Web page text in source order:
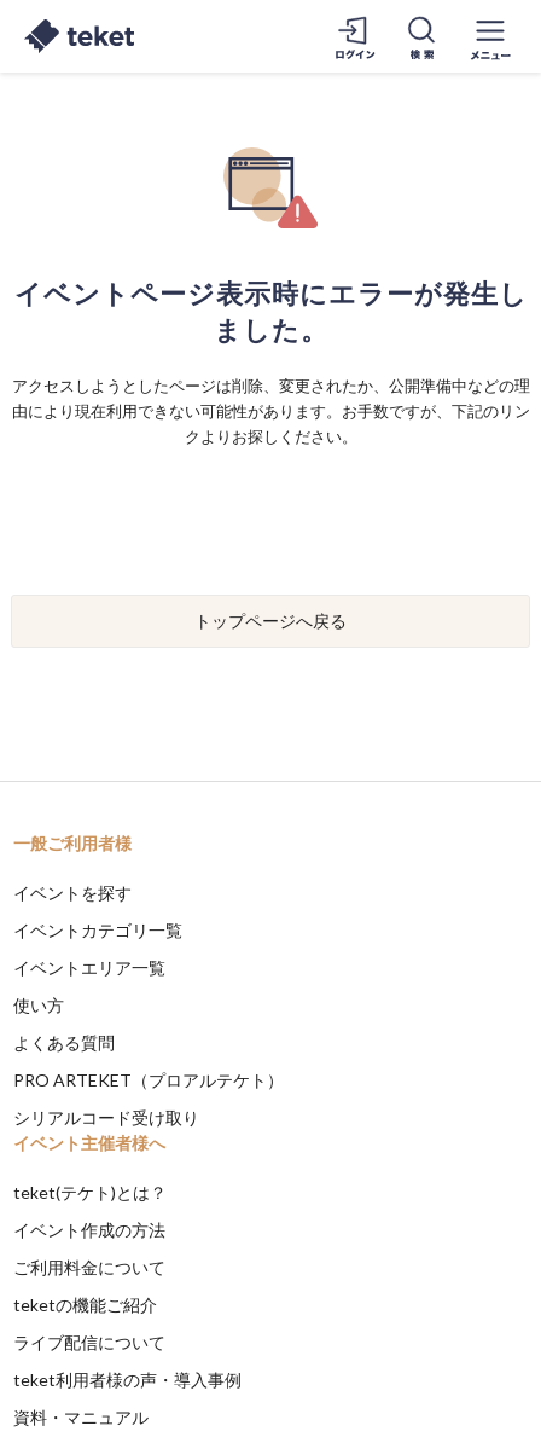
イベントページ表示時にエラーが発生し
ました。
アクセスしようとしたページは削除、変更されたか、公開準備中などの理
由により現在利用できない可能性があります。お手数ですが、下記のリン
クよりお探しください。
トップページへ戻る
一般ご利用者様
イベントを探す
イベントカテゴリ一覧
イベントエリア一覧
使い方
よくある質問
PRO ARTEKET（プロアルテケト）
シリアルコード受け取り
イベント主催者様へ
teket(テケト)とは？
イベント作成の方法
ご利用料金について
teketの機能ご紹介
ライブ配信について
teket利用者様の声・導入事例
資料・マニュアル